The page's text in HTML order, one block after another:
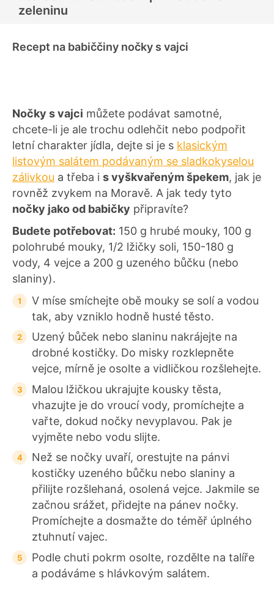
zeleninu
Recept na babiččiny nočky s vajci
Nočky s vajci můžete podávat samotné,
chcete-li je ale trochu odlehčit nebo podpořit
letní charakter jídla, dejte si je s klasickým
listovým salátem podávaným se sladkokyselou
zálivkou a třeba i s vyškvařeným špekem, jak je
rovněž zvykem na Moravě. A jak tedy tyto
nočky jako od babičky připravíte?
Budete potřebovat: 150 g hrubé mouky, 100 g
polohrubé mouky, 1/2 lžičky soli, 150-180 g
vody, 4 vejce a 200 g uzeného bůčku (nebo
slaniny).
V míse smíchejte obě mouky se solí a vodou
tak, aby vzniklo hodně husté těsto.
Uzený bůček nebo slaninu nakrájejte na
drobné kostičky. Do misky rozklepněte
vejce, mírně je osolte a vidličkou rozšlehejte.
Malou lžičkou ukrajujte kousky těsta,
vhazujte je do vroucí vody, promíchejte a
vařte, dokud nočky nevyplavou. Pak je
vyjměte nebo vodu slijte.
Než se nočky uvaří, orestujte na pánvi
kostičky uzeného bůčku nebo slaniny a
přilijte rozšlehaná, osolená vejce. Jakmile se
začnou srážet, přidejte na pánev nočky.
Promíchejte a dosmažte do téměř úplného
ztuhnutí vajec.
Podle chuti pokrm osolte, rozdělte na talíře
a podáváme s hlávkovým salátem.